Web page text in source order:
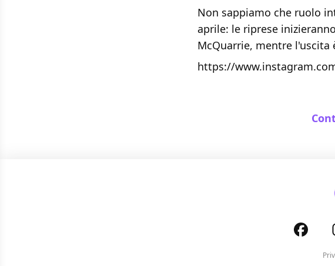
Non sappiamo che ruolo
aprile: le riprese
McQuarrie, mentre l'uscita
https://